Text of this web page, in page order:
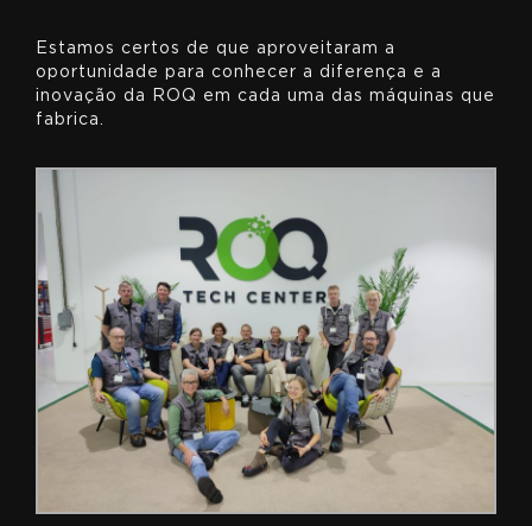
Estamos certos de que aproveitaram a
oportunidade para conhecer a diferença e a
inovação da ROQ em cada uma das máquinas que
fabrica.